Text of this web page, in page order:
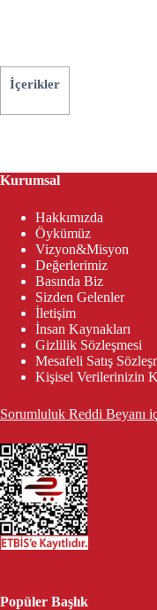
İçerikler
Kurumsal
Hakkımızda
Öykümüz
Vizyon&Misyon
Değerlerimiz
Basında Biz
Sizden Gelenler
İletişim
İnsan Kaynakları
Gizlilik Sözleşmesi
Mesafeli Satış
Kişisel Verilerinizin
Sorumluluk Reddi Beyanı
Popüler Başlık